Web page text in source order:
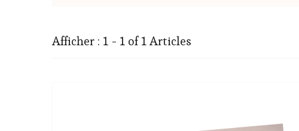
Afficher : 1 - 1 of 1 Articles